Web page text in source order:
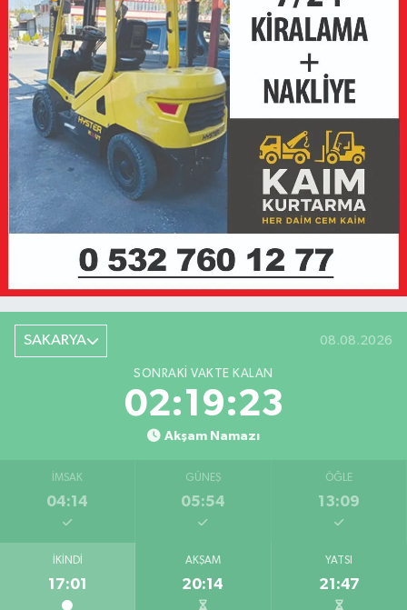
SAKARYA 08.08.2026
SONRAKI VAKTE KALAN
02:19:23
Akşam Namazı
İMSAK
04:14
GÜNEŞ
05:54
ÖĞLE
13:09
İKINDI
17:01
AKŞAM
20:14
YATSI
21:47